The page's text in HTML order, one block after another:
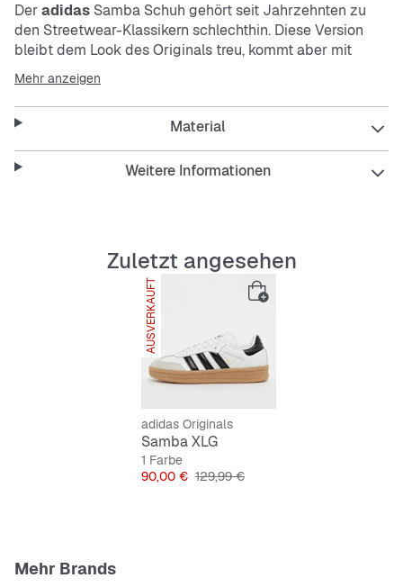
Deradidas Samba Schuh gehört seit Jahrzehnten zu
den Streetwear-Klassikern schlechthin. Diese Version
bleibt dem Look des Originals treu, kommt aber mit
Einflüssen aus zwei verschiedenen Kulturen: Fußball und
Skateboarding. Während die typischen XLG Elemente
und das seitliche Muster für den nötigen Style sorgen,
ist die dickere Zwischensohle richtig bequem. Und die
durchgehende EVA-Einfassung garantiert dir zusammen
mit der vorgeformten Zunge noch mehr Komfort.
Schnürsenkel
Obermaterial aus Leder
Gepolsterte Zunge
Durchgehende EVA-Einfassung
Mehr anzeigen
Material
Weitere Informationen
Zuletzt angesehen
AUSVERKAUFT
adidas Originals
Samba XLG
1 Farbe
Preis
90,00 € Originalpreis
129,99 €
Mehr Brands